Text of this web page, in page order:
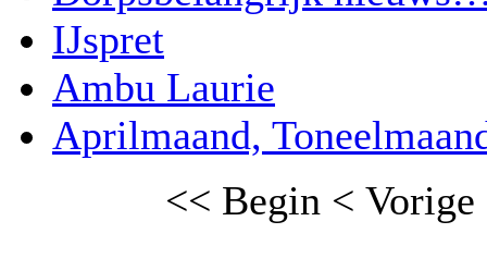
IJspret
Ambu Laurie
Aprilmaand,
<< Begin < Vorige